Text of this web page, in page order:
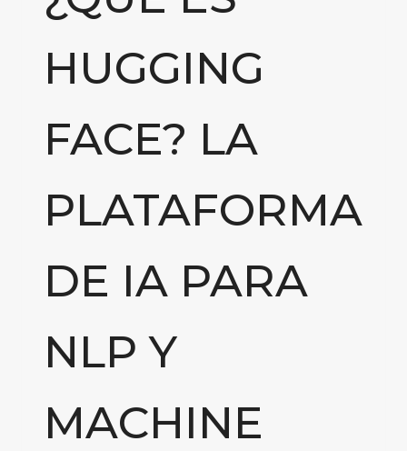
HUGGING
FACE? LA
PLATAFORMA
DE IA PARA
NLP Y
MACHINE